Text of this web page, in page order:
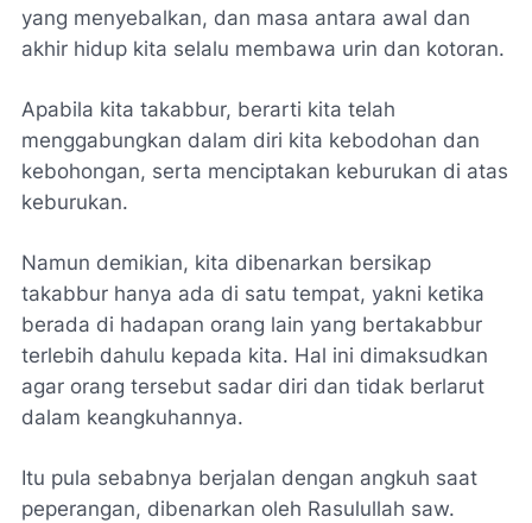
yang menyebalkan, dan masa antara awal dan
akhir hidup kita selalu membawa urin dan kotoran.
Apabila kita takabbur, berarti kita telah
menggabungkan dalam diri kita kebodohan dan
kebohongan, serta menciptakan keburukan di atas
keburukan.
Namun demikian, kita dibenarkan bersikap
takabbur hanya ada di satu tempat, yakni ketika
berada di hadapan orang lain yang bertakabbur
terlebih dahulu kepada kita. Hal ini dimaksudkan
agar orang tersebut sadar diri dan tidak berlarut
dalam keangkuhannya.
Itu pula sebabnya berjalan dengan angkuh saat
peperangan, dibenarkan oleh Rasulullah saw.